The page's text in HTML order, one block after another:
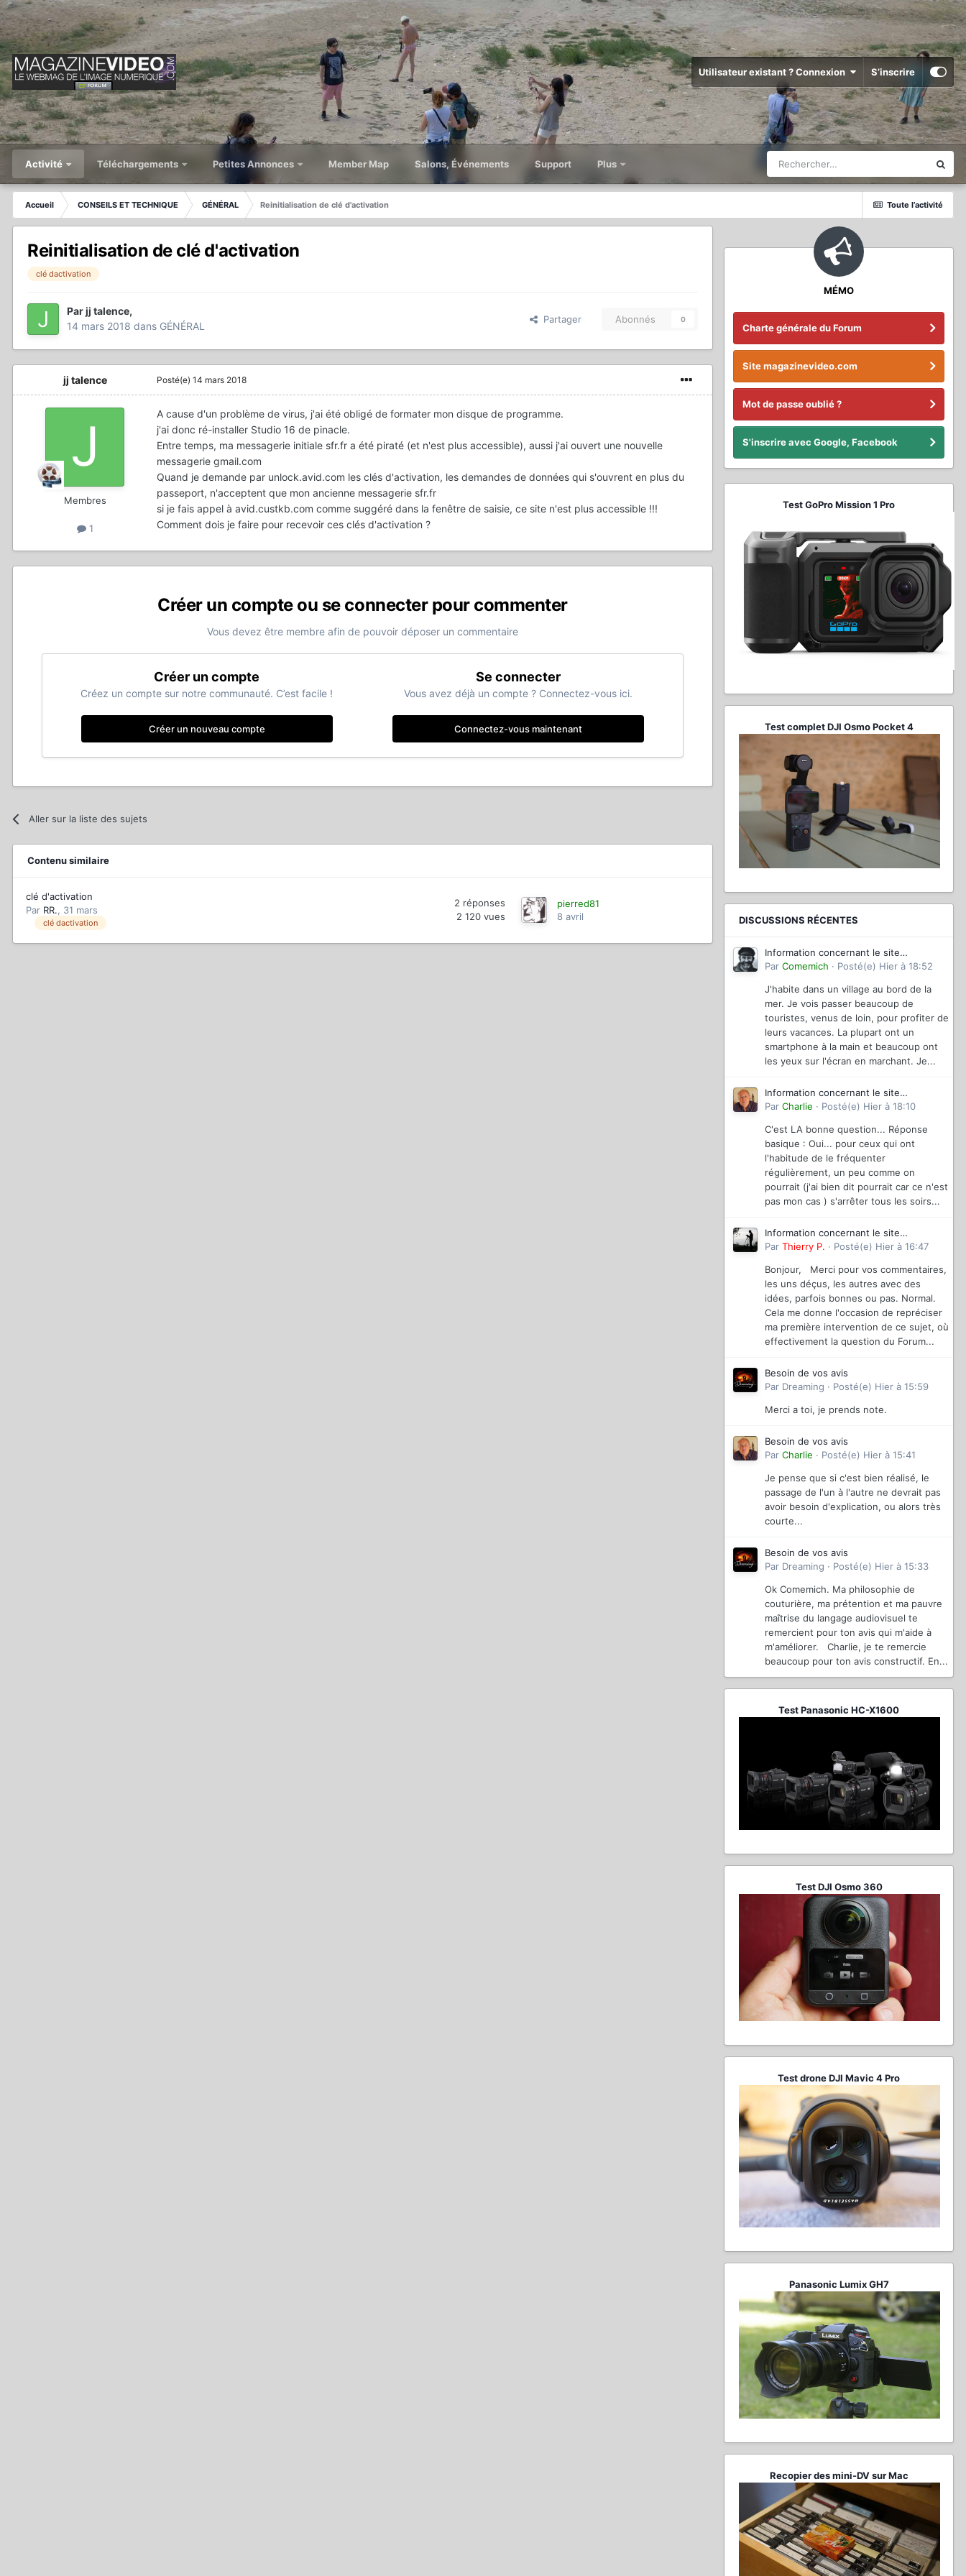
Utilisateur existant ? Connexion S’inscrire
Activité Téléchargements Petites Annonces Member Map Salons, Événements Support Plus
Toute l’activité
Accueil CONSEILS ET TECHNIQUE GÉNÉRAL Reinitialisation de clé d'activation
Reinitialisation de clé d'activation
clé dactivation
Parjj talence,
14 mars 2018 dans GÉNÉRAL
Partager Abonnés 0
jj talence
Membres
1
Posté(e) 14 mars 2018
A cause d'un problème de virus, j'ai été obligé de formater mon disque de programme.
j'ai donc ré-installer Studio 16 de pinacle.
Entre temps, ma messagerie initiale sfr.fr a été piraté (et n'est plus accessible), aussi j'ai ouvert une nouvelle
messagerie gmail.com
Quand je demande par unlock.avid.com les clés d'activation, les demandes de données qui s'ouvrent en plus du
passeport, n'acceptent que mon ancienne messagerie sfr.fr
si je fais appel à avid.custkb.com comme suggéré dans la fenêtre de saisie, ce site n'est plus accessible !!!
Comment dois je faire pour recevoir ces clés d'activation ?
Créer un compte ou se connecter pour commenter
Vous devez être membre afin de pouvoir déposer un commentaire
Créer un compte
Créez un compte sur notre communauté. C’est facile !
Créer un nouveau compte
Se connecter
Vous avez déjà un compte ? Connectez-vous ici.
Connectez-vous maintenant
Aller sur la liste des sujets
Contenu similaire
clé d'activation
Par RR., 31 mars
clé dactivation
2 réponses
2 120 vues
pierred81
8 avril
MÉMO
Charte générale du Forum
Site magazinevideo.com
Mot de passe oublié ?
S'inscrire avec Google, Facebook
Test GoPro Mission 1 Pro
Test complet DJI Osmo Pocket 4
DISCUSSIONS RÉCENTES
Information concernant le site
magazinevideo
Par Comemich · Posté(e) Hier à 18:52
J'habite dans un village au bord de la
mer. Je vois passer beaucoup de
touristes, venus de loin, pour profiter de
leurs vacances. La plupart ont un
smartphone à la main et beaucoup ont
les yeux sur l'écran en marchant. Je...
Information concernant le site
magazinevideo
Par Charlie · Posté(e) Hier à 18:10
C'est LA bonne question... Réponse
basique : Oui... pour ceux qui ont
l'habitude de le fréquenter
régulièrement, un peu comme on
pourrait (j'ai bien dit pourrait car ce n'est
pas mon cas ) s'arrêter tous les soirs...
Information concernant le site
magazinevideo
Par Thierry P. · Posté(e) Hier à 16:47
Bonjour, Merci pour vos commentaires,
les uns déçus, les autres avec des
idées, parfois bonnes ou pas. Normal.
Cela me donne l'occasion de repréciser
ma première intervention de ce sujet, où
effectivement la question du Forum...
Besoin de vos avis
Par Dreaming · Posté(e) Hier à 15:59
Merci a toi, je prends note.
Besoin de vos avis
Par Charlie · Posté(e) Hier à 15:41
Je pense que si c'est bien réalisé, le
passage de l'un à l'autre ne devrait pas
avoir besoin d'explication, ou alors très
courte...
Besoin de vos avis
Par Dreaming · Posté(e) Hier à 15:33
Ok Comemich. Ma philosophie de
couturière, ma prétention et ma pauvre
maîtrise du langage audiovisuel te
remercient pour ton avis qui m'aide à
m'améliorer. Charlie, je te remercie
beaucoup pour ton avis constructif. En...
Test Panasonic HC-X1600
Test DJI Osmo 360
Test drone DJI Mavic 4 Pro
Panasonic Lumix GH7
Recopier des mini-DV sur Mac